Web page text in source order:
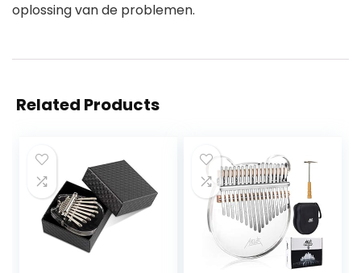
oplossing van de problemen.
Related Products